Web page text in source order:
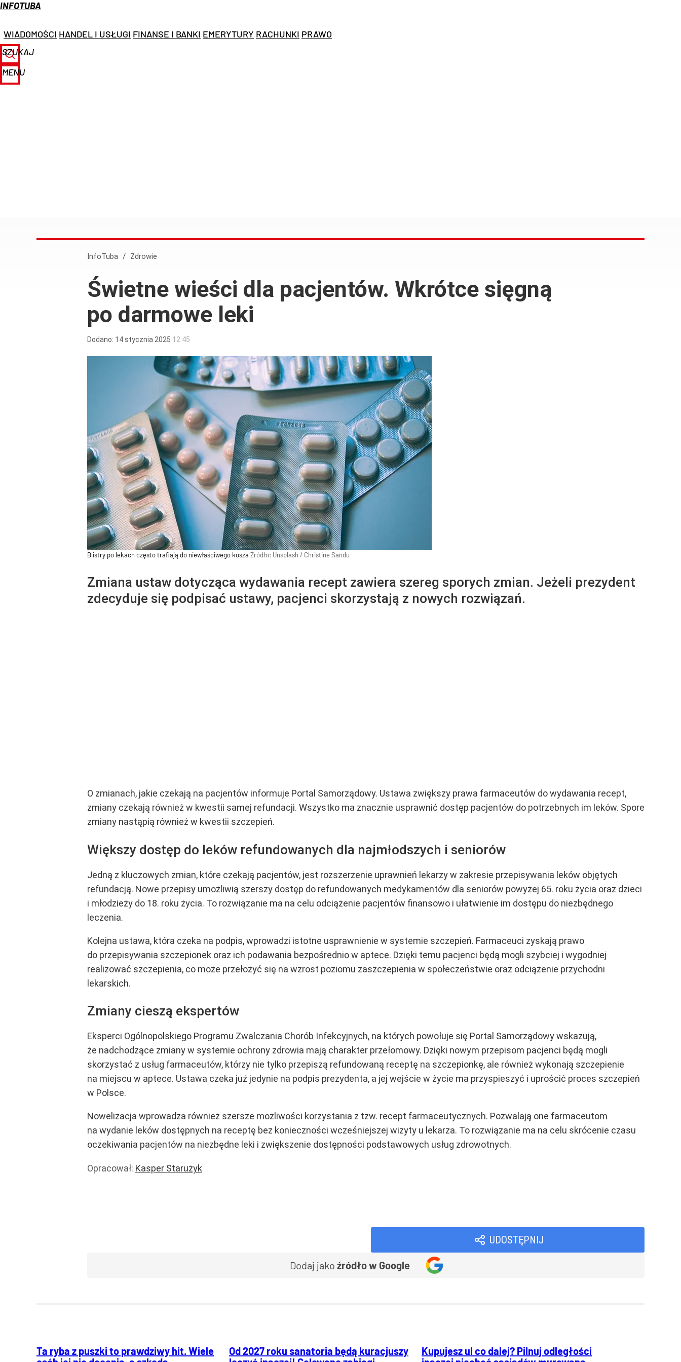
INFOTUBA
WIADOMOŚCI HANDEL I USŁUGI FINANSE I BANKI EMERYTURY RACHUNKI PRAWO
SZUKAJ
MENU
InfoTuba / Zdrowie
Świetne wieści dla pacjentów. Wkrótce sięgną
po darmowe leki
Dodano: 14stycznia 2025 12:45
Blistry po lekach często trafiają do niewłaściwego kosza Źródło: Unsplash / Christine Sandu
Zmiana ustaw dotycząca wydawania recept zawiera szereg sporych zmian. Jeżeli prezydent
zdecyduje się podpisać ustawy, pacjenci skorzystają z nowych rozwiązań.
O zmianach, jakie czekają na pacjentów informuje Portal Samorządowy. Ustawa zwiększy prawa farmaceutów do wydawania recept,
zmiany czekają również w kwestii samej refundacji. Wszystko ma znacznie usprawnić dostęp pacjentów do potrzebnych im leków. Spore
zmiany nastąpią również w kwestii szczepień.
Większy dostęp do leków refundowanych dla najmłodszych i seniorów
Jedną z kluczowych zmian, które czekają pacjentów, jest rozszerzenie uprawnień lekarzy w zakresie przepisywania leków objętych
refundacją. Nowe przepisy umożliwią szerszy dostęp do refundowanych medykamentów dla seniorów powyżej 65. roku życia oraz dzieci
i młodzieży do 18. roku życia. To rozwiązanie ma na celu odciążenie pacjentów finansowo i ułatwienie im dostępu do niezbędnego
leczenia.
Kolejna ustawa, która czeka na podpis, wprowadzi istotne usprawnienie w systemie szczepień. Farmaceuci zyskają prawo
do przepisywania szczepionek oraz ich podawania bezpośrednio w aptece. Dzięki temu pacjenci będą mogli szybciej i wygodniej
realizować szczepienia, co może przełożyć się na wzrost poziomu zaszczepienia w społeczeństwie oraz odciążenie przychodni
lekarskich.
Zmiany cieszą ekspertów
Eksperci Ogólnopolskiego Programu Zwalczania Chorób Infekcyjnych, na których powołuje się Portal Samorządowy wskazują,
że nadchodzące zmiany w systemie ochrony zdrowia mają charakter przełomowy. Dzięki nowym przepisom pacjenci będą mogli
skorzystać z usług farmaceutów, którzy nie tylko przepiszą refundowaną receptę na szczepionkę, ale również wykonają szczepienie
na miejscu w aptece. Ustawa czeka już jedynie na podpis prezydenta, a jej wejście w życie ma przyspieszyć i uprościć proces szczepień
w Polsce.
Nowelizacja wprowadza również szersze możliwości korzystania z tzw. recept farmaceutycznych. Pozwalają one farmaceutom
na wydanie leków dostępnych na receptę bez konieczności wcześniejszej wizyty u lekarza. To rozwiązanie ma na celu skrócenie czasu
oczekiwania pacjentów na niezbędne leki i zwiększenie dostępności podstawowych usług zdrowotnych.
Opracował: Kasper Starużyk
UDOSTĘPNIJ
Dodaj jako źródło w Google
Ta ryba z puszki to prawdziwy hit. Wiele
Od 2027 roku sanatoria będą kuracjuszy
Kupujesz ul co dalej? Pilnuj odległości